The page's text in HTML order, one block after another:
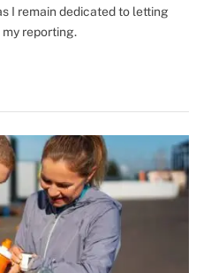
I remain dedicated to letting
reporting.